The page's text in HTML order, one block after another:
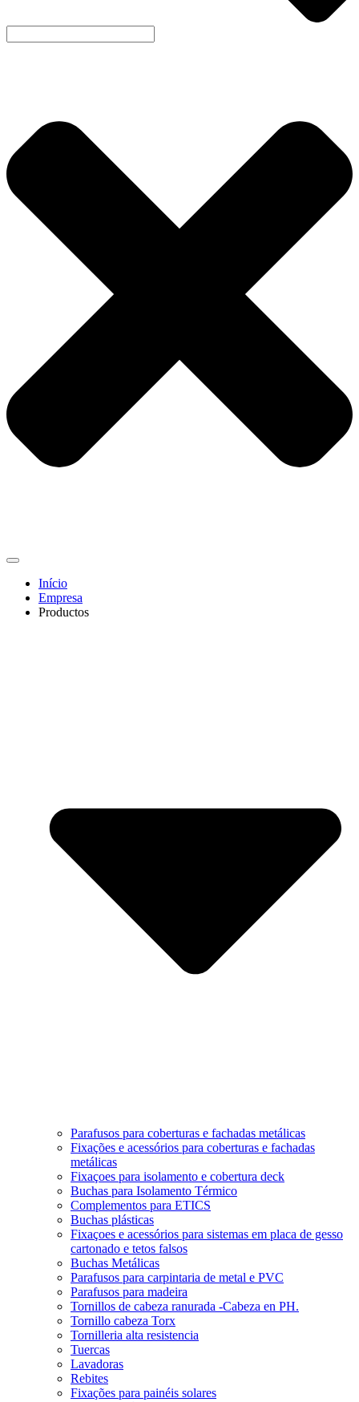
Início
Empresa
Productos
Parafusos para coberturas e fachadas metálicas
Fixações e acessórios para coberturas e fachadas
metálicas
Fixaçoes para isolamento e cobertura deck
Buchas para Isolamento Térmico
Complementos para ETICS
Buchas plásticas
Fixaçoes e acessórios para sistemas em placa de gesso
cartonado e tetos falsos
Buchas Metálicas
Parafusos para carpintaria de metal e PVC
Parafusos para madeira
Tornillos de cabeza ranurada -Cabeza en PH.
Tornillo cabeza Torx
Tornilleria alta resistencia
Tuercas
Lavadoras
Rebites
Fixações para painéis solares